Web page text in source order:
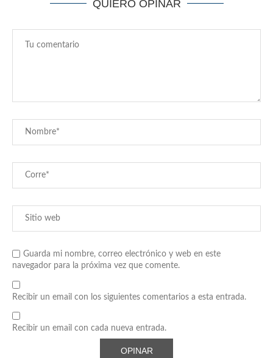
QUIERO OPINAR
Guarda mi nombre, correo electrónico y web en este
navegador para la próxima vez que comente.
Recibir un email con los siguientes comentarios a esta entrada.
Recibir un email con cada nueva entrada.